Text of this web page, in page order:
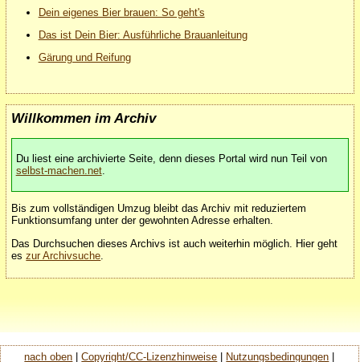
Dein eigenes Bier brauen: So geht's
Das ist Dein Bier: Ausführliche Brauanleitung
Gärung und Reifung
Willkommen im Archiv
Du liest eine archivierte Seite, denn dieses Portal wird nun Teil von
selbst-machen.net.
Bis zum vollständigen Umzug bleibt das Archiv mit reduziertem
Funktionsumfang unter der gewohnten Adresse erhalten.
Das Durchsuchen dieses Archivs ist auch weiterhin möglich. Hier geht
eszur Archivsuche
nach oben |Copyright/CC-Lizenzhinweise Nutzungsbedingungen